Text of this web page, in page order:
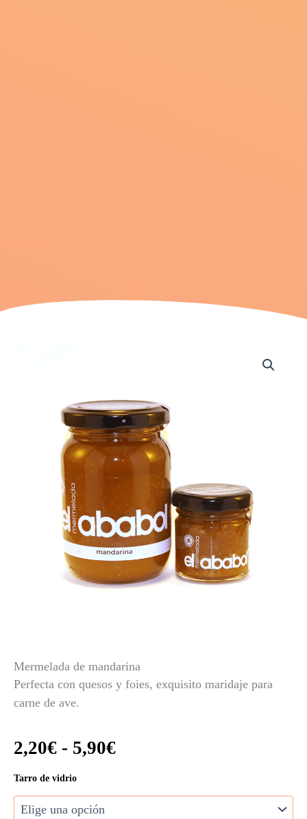
Mermelada de mandarina
Perfecta con quesos y foies, exquisito maridaje para
carne de ave.
2,20€ - 5,90€Rango
precios:
Tarro de vidrio
de
mandarina
cantidad